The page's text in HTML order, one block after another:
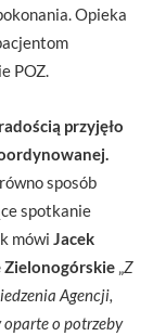
Opieka
POZ.
przyjęło
sposób
spotkanie
mówi Jacek
Zielonogórskie Z
Agencji,
o potrzeby